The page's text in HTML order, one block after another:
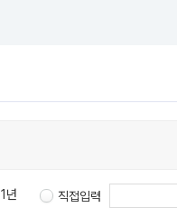
1년 직접입력